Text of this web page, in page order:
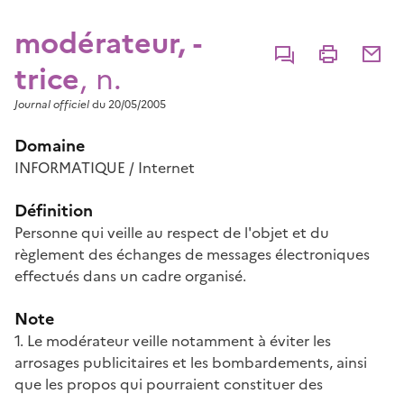
modérateur, -
trice, n. CommenterImprimer
Journal officieldu 20/05/2005
Domaine
INFORMATIQUE / Internet
Définition
Personne qui veille au respect de l'objet et du
règlement des échanges de messages électroniques
effectués dans un cadre organisé.
Note
1. Le modérateur veille notamment à éviter les
arrosages publicitaires et les bombardements, ainsi
que les propos qui pourraient constituer des